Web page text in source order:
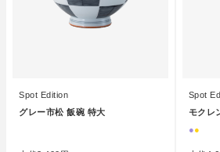
Spot Edition
グレー市松 飯碗 特大
Spot
モクレ
●●